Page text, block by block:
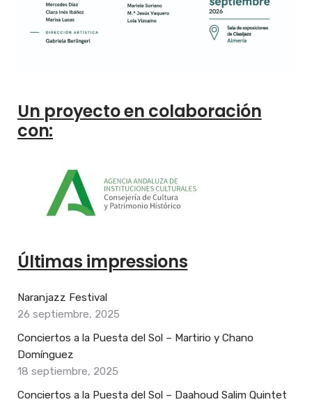
Un proyecto en colaboración
con:
Últimas impressions
Naranjazz Festival
26 septiembre, 2025
Conciertos a la Puesta del Sol – Martirio y Chano
Domínguez
18 septiembre, 2025
Conciertos a la Puesta del Sol – Daahoud Salim Quintet